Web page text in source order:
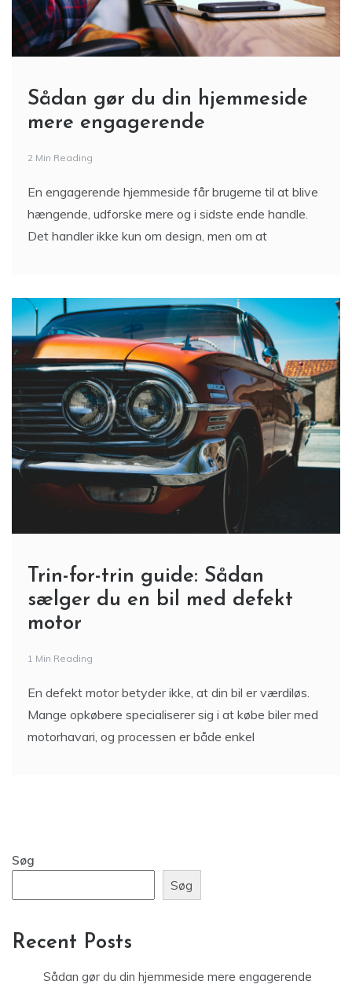
Sådan gør du din hjemmeside
mere engagerende
2 Min Reading
En engagerende hjemmeside får brugerne til at blive
hængende, udforske mere og i sidste ende handle.
Det handler ikke kun om design, men om at
Trin-for-trin guide: Sådan
sælger du en bil med defekt
motor
1 Min Reading
En defekt motor betyder ikke, at din bil er værdiløs.
Mange opkøbere specialiserer sig i at købe biler med
motorhavari, og processen er både enkel
Søg
Søg
Recent Posts
Sådan gør du din hjemmeside mere engagerende